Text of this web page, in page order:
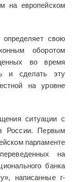
на европейском
свою
оборотом
во время
и сделать эту
на уровне
ситуации с
России. Первым
парламенте
на
банка
написанные г-